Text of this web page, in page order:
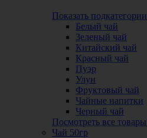
Показать подкатегории
Белый чай
Зеленый чай
Китайский чай
Красный чай
Пуэр
Улун
Фруктовый чай
Чайные напитки
Черный чай
Посмотреть все товары
Чай 50гр